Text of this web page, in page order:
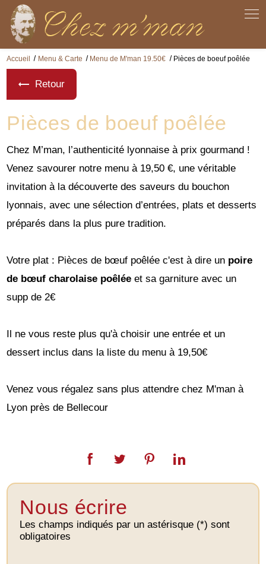
Accueil Menu & Carte Menu de M'man 19.50€ Pièces de boeuf poêlée
Retour
Pièces de boeuf poêlée
Chez M’man, l’authenticité lyonnaise à prix gourmand !
Venez savourer notre menu à 19,50 €, une véritable
invitation à la découverte des saveurs du bouchon
lyonnais, avec une sélection d’entrées, plats et desserts
préparés dans la plus pure tradition.
Votre plat : Pièces de bœuf poêlée c'est à dire un poire
de bœuf charolaise poêlée et sa garniture avec un
supp de 2€
Il ne vous reste plus qu'à choisir une entrée et un
dessert inclus dans la liste du menu à 19,50€
Venez vous régalez sans plus attendre chez M'man à
Lyon près de Bellecour
Nous écrire
Les champs indiqués par un astérisque (*) sont
obligatoires
Panneau de gestion des cookies